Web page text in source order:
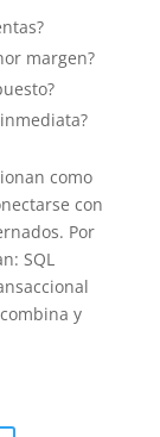
margen?
como
con
Por
SQL
y